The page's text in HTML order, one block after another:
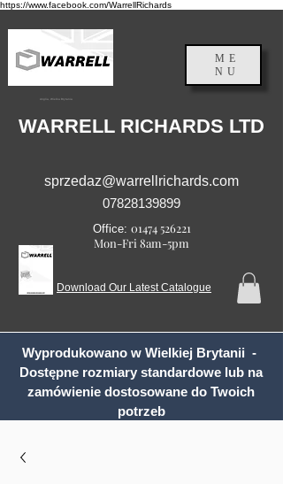
https://www.facebook.com/WarrellRichards
Anglia, Wielka Brytania
ME
NU
WARRELL RICHARDS LTD
sprzedaz@warrellrichards.com
07828139899
Office: 01474 526221
Mon-Fri 8am-5pm
Download Our Latest Catalogue
Wyprodukowano w Wielkiej Brytanii -
Dostępne rozmiary standardowe lub na
zamówienie dostosowane do Twoich
potrzeb